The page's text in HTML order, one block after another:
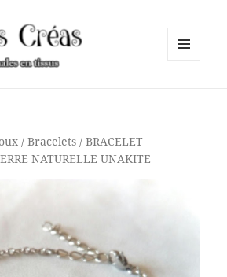
/Bracelets / BRACELET
NATURELLE UNAKITE